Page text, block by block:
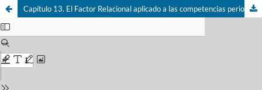
Capítulo 13. El Factor Relacional aplicado a las competencias periodísticas: plataformas de trabajo con estudiantes